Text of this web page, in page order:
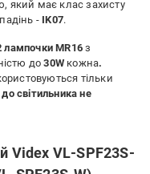
який має клас захисту
- IK07.
лампочки MR16 з
до30W кожна.
тільки
світильника не
Videx VL-SPF23S-